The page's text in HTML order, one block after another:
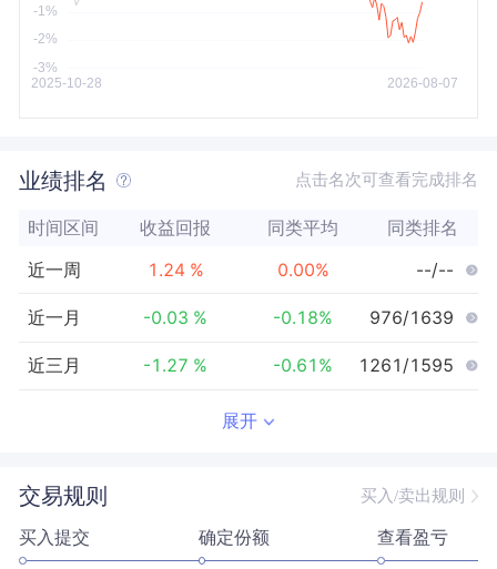
业绩排名 点击名次可查看完成排名
时间区间 收益回报 同类平均 同类排名
近一周 1.24 % 0.00% --/--
近一月 -0.03 % -0.18% 976/1639
近三月 -1.27 % -0.61 % 1261/1595
近三年 --/--
近五年 -- 0.00% --/--
展开
交易规则 买入/卖出规则
买入提交 确定份额 查看盈亏